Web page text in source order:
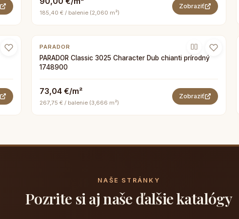
185,40 € / balenie (2,060 m²)
Zobraziť
PARADOR
PARADOR Classic 3025 Character Dub chianti prírodný
1748900
73,04 €/m²
267,75 € / balenie (3,666 m²)
Zobraziť
NAŠE STRÁNKY
Pozrite si aj naše ďalšie katalógy